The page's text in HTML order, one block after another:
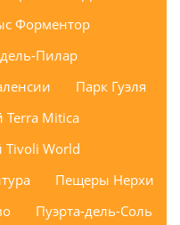
Форментор
Пилар
Парк Гуэля
Terra Mitica
Tivoli World
Пещеры Нерхи
Пуэрта-дель-Соль